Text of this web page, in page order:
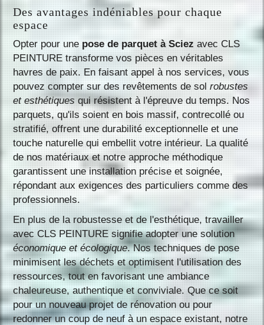
Des avantages indéniables pour chaque
espace
Opter pour unepose de parquet à Sciezavec CLS
PEINTURE transforme vos pièces en véritables
havres de paix. En faisant appel à nos services, vous
pouvez compter sur des revêtements de solrobustes
et esthétiquesqui résistent à l'épreuve du temps. Nos
parquets, qu'ils soient en bois massif, contrecollé ou
stratifié, offrent une durabilité exceptionnelle et une
touche naturelle qui embellit votre intérieur. La qualité
de nos matériaux et notre approche méthodique
garantissent une installation précise et soignée,
répondant aux exigences des particuliers comme des
professionnels.
En plus de la robustesse et de l'esthétique, travailler
avec CLS PEINTURE signifie adopter une solution
économique et écologique. Nos techniques de pose
minimisent les déchets et optimisent l'utilisation des
ressources, tout en favorisant une ambiance
chaleureuse, authentique et conviviale. Que ce soit
pour un nouveau projet de rénovation ou pour
redonner un coup de neuf à un espace existant, notre